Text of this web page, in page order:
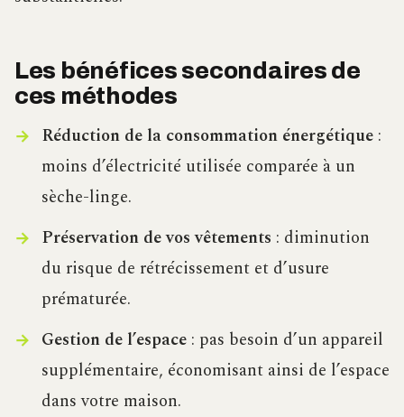
Les bénéfices secondaires de
ces méthodes
Réduction de la consommation énergétique:
moins d’électricité utilisée comparée à un
sèche-linge.
Préservation de vos vêtements : diminution
du risque de rétrécissement et d’usure
prématurée.
Gestion de l’espace: pas besoin d’un appareil
supplémentaire, économisant ainsi de l’espace
dans votre maison.